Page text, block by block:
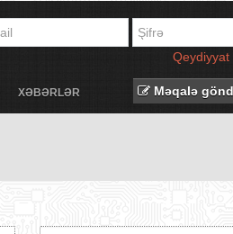
Qeydiyyat
XƏBƏRLƏR Məqalə